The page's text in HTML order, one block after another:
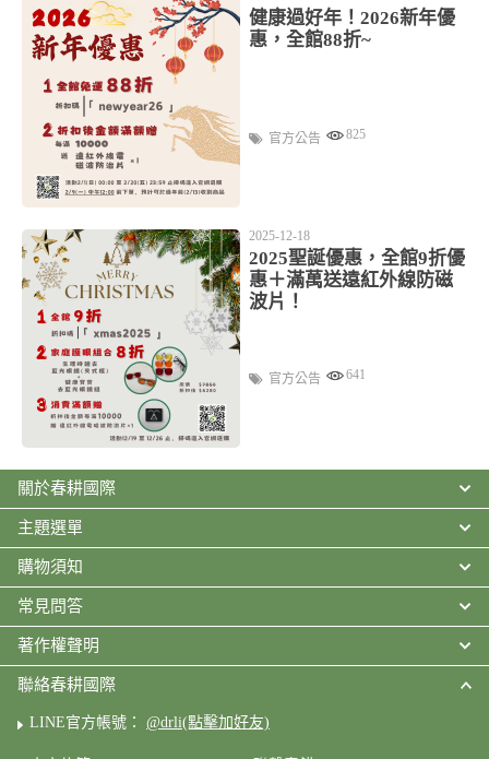
健康過好年！2026新年優
惠，全館88折~
官方公告 825
2025-12-18
2025聖誕優惠，全館9折優
惠＋滿萬送遠紅外線防磁
波片！
官方公告 641
關於春耕國際
主題選單
購物須知
常見問答
著作權聲明
聯絡春耕國際
LINE官方帳號： @drli(點擊加好友)